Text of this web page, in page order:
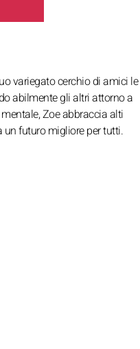
variegato cerchio di amici le
abilmente gli altri attorno a
Zoe abbraccia alti
futuro migliore per tutti.